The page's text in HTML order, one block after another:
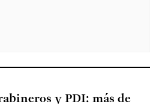
y PDI: más de